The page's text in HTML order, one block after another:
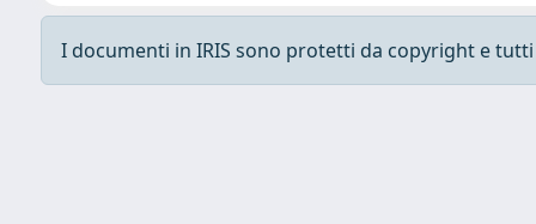
I documenti in IRIS sono protetti da copyright e